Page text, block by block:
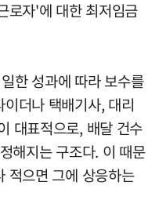
로자'에 대한 최저임금
한 성과에 따라 보수를
더나 택배기사, 대리
대표적으로, 배달 건수
해지는 구조다. 이 때문
적으면 그에 상응하는